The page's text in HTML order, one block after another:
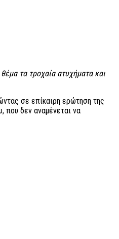
τα τροχαία ατυχήματα και
σε επίκαιρη ερώτηση της
που δεν αναμένεται να